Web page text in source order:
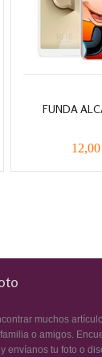
FUNDA
muchos
o amigos.
envíanos tu foto o